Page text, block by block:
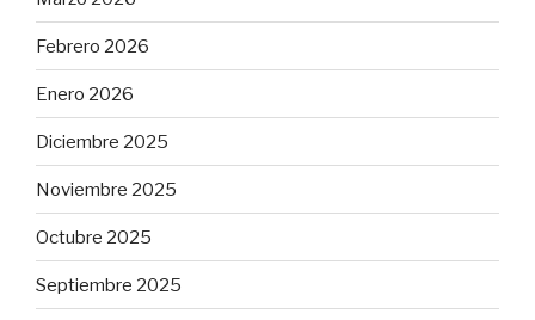
Febrero 2026
Enero 2026
Diciembre 2025
Noviembre 2025
Octubre 2025
Septiembre 2025